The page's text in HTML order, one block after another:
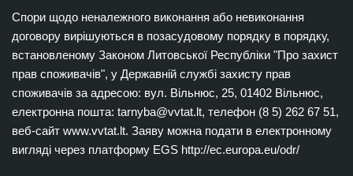
Спори щодо неналежного виконання або невиконання
договору вирішуються в позасудовому порядку в порядку,
встановленому Законом Литовської Республіки "Про захист
прав споживачів", у Державній службі захисту прав
споживачів за адресою: вул. Вільнюс, 25, 01402 Вільнюс,
електронна пошта: tarnyba@vvtat.lt, телефон (8 5) 262 67 51,
веб-сайт www.vvtat.lt. Заяву можна подати в електронному
вигляді через платформу EGS http://ec.europa.eu/odr/